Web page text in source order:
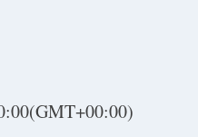
(GMT+00:00)